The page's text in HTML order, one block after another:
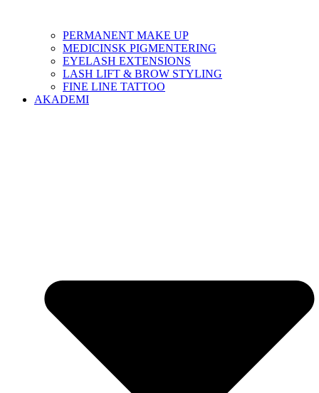
PERMANENT MAKE UP
MEDICINSK PIGMENTERING
EYELASH EXTENSIONS
LASH LIFT & BROW STYLING
FINE LINE TATTOO
AKADEMI